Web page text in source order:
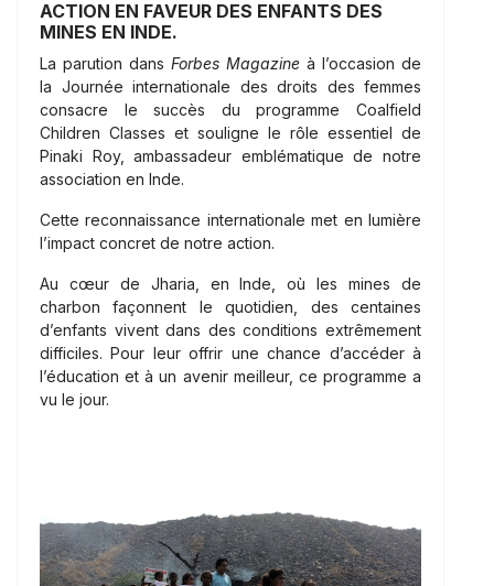
ACTION EN FAVEUR DES ENFANTS DES
MINES EN INDE.
La parution dans Forbes Magazine à l’occasion de
la Journée internationale des droits des femmes
consacre le succès du programme Coalfield
Children Classes et souligne le rôle essentiel de
Pinaki Roy, ambassadeur emblématique de notre
association en Inde.
Cette reconnaissance internationale met en lumière
l’impact concret de notre action.
Au cœur de Jharia, en Inde, où les mines de
charbon façonnent le quotidien, des centaines
d’enfants vivent dans des conditions extrêmement
difficiles. Pour leur offrir une chance d’accéder à
l’éducation et à un avenir meilleur, ce programme a
vu le jour.